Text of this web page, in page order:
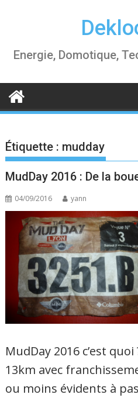
Energie, Domotique,
Étiquette : mudday
MudDay 2016 : De la
04/09/2016 yann
MudDay 2016 c’est
13km avec
ou moins évidents à